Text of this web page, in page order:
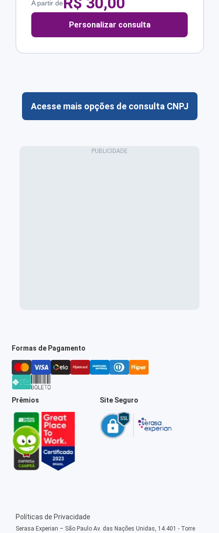
A partir de
Personalizar consulta
Acesse mais opções de consulta CNPJ
Formas de Pagamento
Prêmios Site Seguro
Políticas de Privacidade
Serasa Experian – São Paulo Av. das Nações Unidas, 14.401 - Torre